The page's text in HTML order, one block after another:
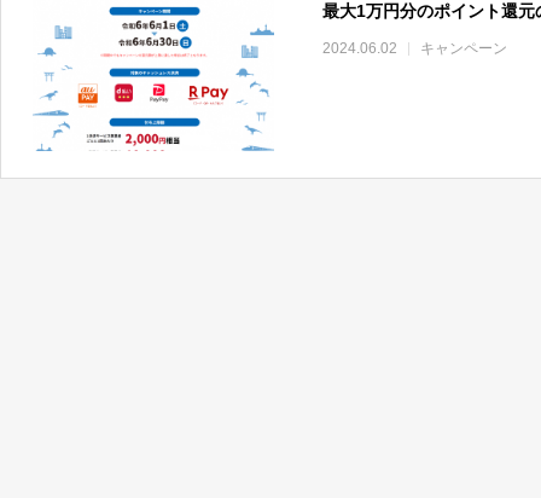
最大1万円分のポイント還
2024.06.02 キャンペーン